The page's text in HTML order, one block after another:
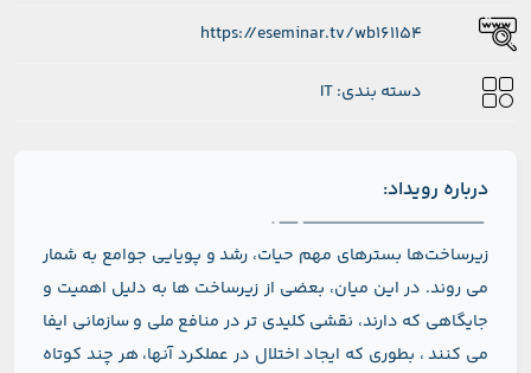
https://eseminar.tv/wb161154
دسته بندی: IT
درباره رویداد:
زیرساخت‌ها بسترهای مهم حیات، رشد و پویایی جوامع به شمار
می روند. در این میان، بعضی از زیرساخت ها به دلیل اهمیت و
جایگاهی که دارند، نقشی کلیدی تر در منافع ملی و سازمانی ایفا
می کنند ، بطوری که ایجاد اختلال در عملکرد آنها، هر چند کوتاه